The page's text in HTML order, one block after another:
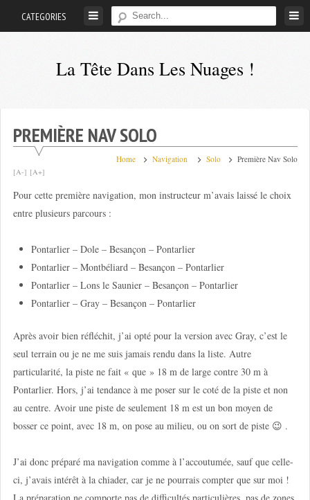
CATEGORIES
La Tête Dans Les Nuages !
de
petit
;-)
PREMIÈRE NAV SOLO
Home Navigation Solo Première Nav Solo
[A-] [A+]
Pour cette première navigation, mon instructeur m’avais laissé le choix
entre plusieurs parcours :
Pontarlier – Dole – Besançon – Pontarlier
Pontarlier – Montbéliard – Besançon – Pontarlier
Pontarlier – Lons le Saunier – Besançon – Pontarlier
Pontarlier – Gray – Besançon – Pontarlier
Après avoir bien réfléchit, j’ai opté pour la version avec Gray, c’est le
seul terrain ou je ne me suis jamais rendu dans la liste. Autre
particularité, la piste ne fait « que » 18 m de large contre 30 m à
Pontarlier. Hors, j’ai tendance à me poser sur le coté de la piste et non
au centre. Avoir une piste de seulement 18 m est un bon moyen de
bosser ce point, avec 18 m, on pose au milieu, ou on sort de piste 😉 .
J’ai donc préparé ma navigation comme à l’accoutumée, sauf que celle-
ci, j’avais intérêt à la chiader, car je ne pourrais compter que sur moi !